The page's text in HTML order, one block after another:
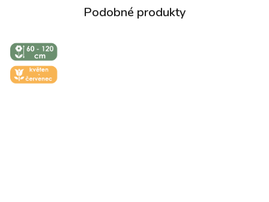
↕️ VÝŠKA 60
- 120 CM
🌼 KVĚT -
ČERVEN